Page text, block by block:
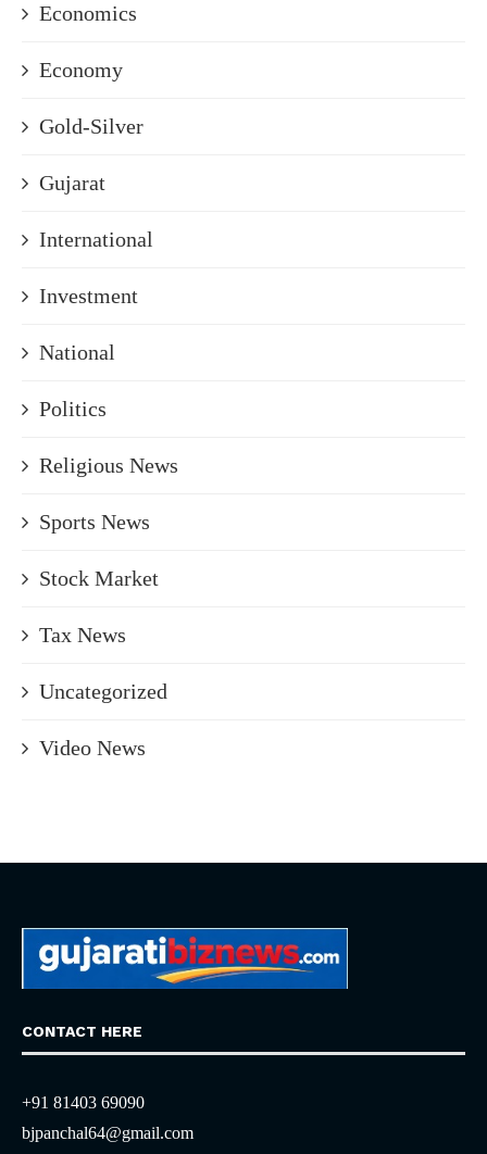
Economics
Economy
Gold-Silver
Gujarat
International
Investment
National
Politics
Religious News
Sports News
Stock Market
Tax News
Uncategorized
Video News
CONTACT HERE
+91 81403 69090
bjpanchal64@gmail.com